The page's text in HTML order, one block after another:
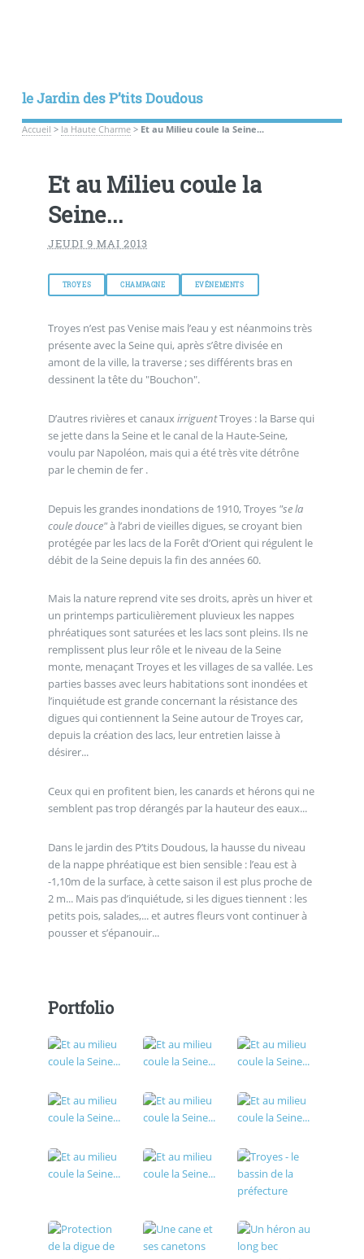
le Jardin des P’tits Doudous
Accueil > la Haute Charme> Et au Milieu coule la Seine...
Et au Milieu coule la
Seine...
JEUDI 9 MAI 2013
TROYES CHAMPAGNE EVÉNEMENTS
Troyes n’est pas Venise mais l’eau y est néanmoins très
présente avec la Seine qui, après s’être divisée en
amont de la ville, la traverse ; ses différents bras en
dessinent la tête du "Bouchon".
D’autres rivières et canauxirriguentTroyes : la Barse qui
se jette dans la Seine et le canal de la Haute-Seine,
voulu par Napoléon, mais qui a été très vite détrône
par le chemin de fer .
Depuis les grandes inondations de 1910, Troyes "se la
coule douce"à l’abri de vieilles digues, se croyant bien
protégée par les lacs de la Forêt d’Orient qui régulent le
débit de la Seine depuis la fin des années 60.
Mais la nature reprend vite ses droits, après un hiver et
un printemps particulièrement pluvieux les nappes
phréatiques sont saturées et les lacs sont pleins. Ils ne
remplissent plus leur rôle et le niveau de la Seine
monte, menaçant Troyes et les villages de sa vallée. Les
parties basses avec leurs habitations sont inondées et
l’inquiétude est grande concernant la résistance des
digues qui contiennent la Seine autour de Troyes car,
depuis la création des lacs, leur entretien laisse à
désirer...
Ceux qui en profitent bien, les canards et hérons qui ne
semblent pas trop dérangés par la hauteur des eaux...
Dans le jardin des P’tits Doudous, la hausse du niveau
de la nappe phréatique est bien sensible : l’eau est à
-1,10m de la surface, à cette saison il est plus proche de
2 m... Mais pas d’inquiétude, si les digues tiennent : les
petits pois, salades,... et autres fleurs vont continuer à
pousser et s’épanouir...
Portfolio